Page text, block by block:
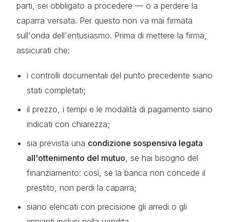
parti, sei obbligato a procedere — o a perdere la
caparra versata. Per questo non va mai firmata
sull'onda dell'entusiasmo. Prima di mettere la firma,
assicurati che:
i controlli documentali del punto precedente siano
stati completati;
il prezzo, i tempi e le modalità di pagamento siano
indicati con chiarezza;
sia prevista una condizione sospensiva legata
all'ottenimento del mutuo, se hai bisogno del
finanziamento: così, se la banca non concede il
prestito, non perdi la caparra;
siano elencati con precisione gli arredi o gli